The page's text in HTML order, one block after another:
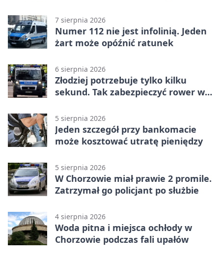
7 sierpnia 2026
Numer 112 nie jest infolinią. Jeden
żart może opóźnić ratunek
6 sierpnia 2026
Złodziej potrzebuje tylko kilku
sekund. Tak zabezpieczyć rower w
5 sierpnia 2026
Jeden szczegół przy bankomacie
może kosztować utratę pieniędzy
5 sierpnia 2026
W Chorzowie miał prawie 2 promile.
Zatrzymał go policjant po służbie
4 sierpnia 2026
Woda pitna i miejsca ochłody w
Chorzowie podczas fali upałów